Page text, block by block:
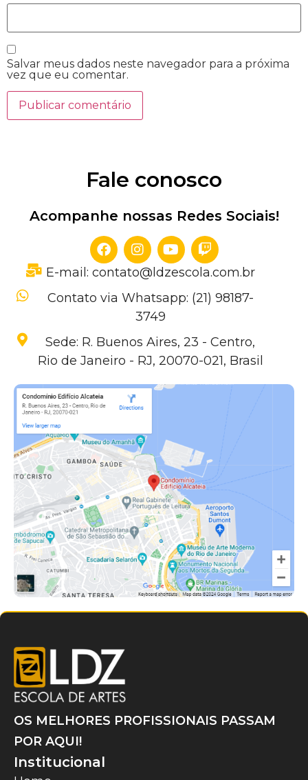
Salvar meus dados neste navegador para a próxima
vez que eu comentar.
Fale conosco
Acompanhe nossas Redes Sociais!
E-mail: contato@ldzescola.com.br
Contato via Whatsapp: (21) 98187-
3749
Sede: R. Buenos Aires, 23 - Centro,
Rio de Janeiro - RJ, 20070-021, Brasil
OS MELHORES PROFISSIONAIS PASSAM
POR AQUI!
Institucional